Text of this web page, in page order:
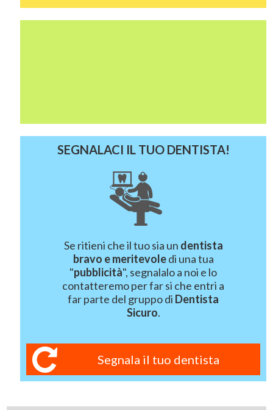
SEGNALACI IL TUO DENTISTA!
Se ritieni che il tuo sia un dentista
bravo e meritevoledi una tua
"pubblicità", segnalalo a noi e lo
contatteremo per far si che entri a
far parte del gruppo di Dentista
Sicuro.
Segnala il tuo dentista